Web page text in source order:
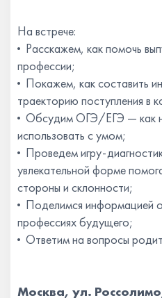
На встрече:
· Расскажем, как помочь
профессии;
· Покажем, как составить
траекторию поступления в
· Обсудим ОГЭ/ЕГЭ — как
использовать с умом;
· Проведем игру-
увлекательной форме
стороны и склонности;
· Поделимся информацией
профессиях будущего;
· Ответим на вопросы
Москва, ул.